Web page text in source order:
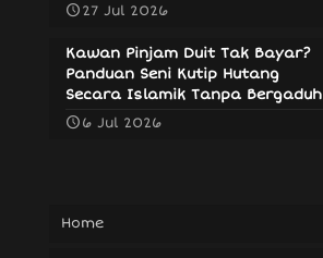
27 Jul 2026
Kawan Pinjam Duit Tak Bayar?
Panduan Seni Kutip Hutang
Secara Islamik Tanpa Bergaduh
6 Jul 2026
Home